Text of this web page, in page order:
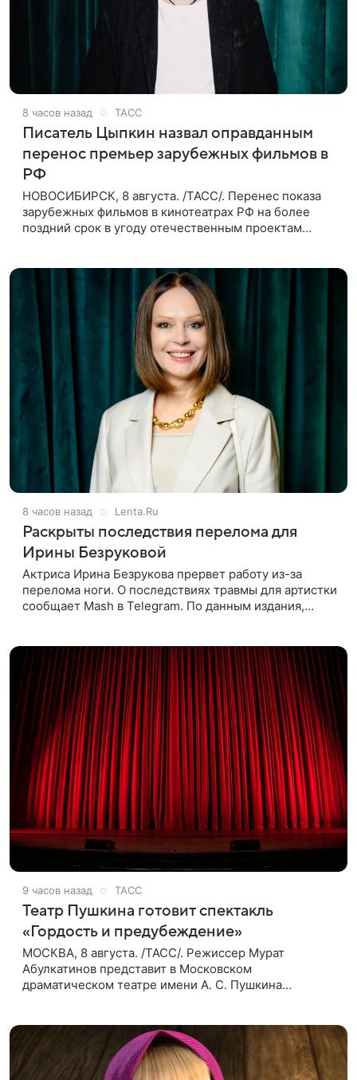
8 часов назад ТАСС
Писатель Цыпкин назвал оправданным
перенос премьер зарубежных фильмов в
РФ
НОВОСИБИРСК, 8 августа. /ТАСС/. Перенес показа
зарубежных фильмов в кинотеатрах РФ на более
поздний срок в угоду отечественным проектам
8 часов назад Lenta.Ru
Раскрыты последствия перелома для
Ирины Безруковой
Актриса Ирина Безрукова прервет работу из-за
перелома ноги. О последствиях травмы для артистки
сообщает Mash в Telegram. По данным издания,
9 часов назад ТАСС
Театр Пушкина готовит спектакль
«Гордость и предубеждение»
МОСКВА, 8 августа. /ТАСС/. Режиссер Мурат
Абулкатинов представит в Московском
драматическом театре имени А. С. Пушкина